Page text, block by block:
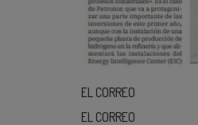
EL CORREO
EL CORREO